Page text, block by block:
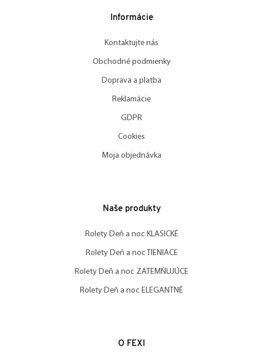
Informácie
Kontaktujte nás
Obchodné podmienky
Doprava a platba
Reklamácie
GDPR
Cookies
Moja objednávka
Naše produkty
Rolety Deň a noc KLASICKÉ
Rolety Deň a noc TIENIACE
Rolety Deň a noc ZATEMŇUJÚCE
Rolety Deň a noc ELEGANTNÉ
O FEXI